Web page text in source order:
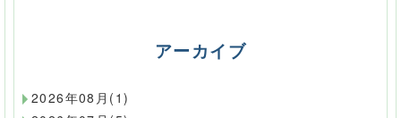
アーカイブ
2026年08月(1)